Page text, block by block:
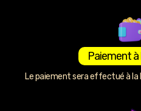
Paiement à
Le paiement sera effectué à